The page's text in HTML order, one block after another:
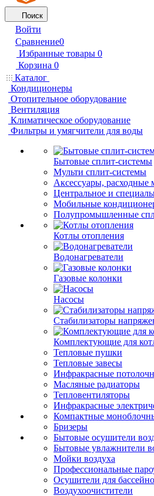
Поиск
Войти
Сравнение0
Избранные товары 0
Корзина 0
Каталог
Кондиционеры
Отопительное оборудование
Вентиляция
Климатическое оборудование
Фильтры и умягчители для воды
Бытовые сплит-системы
Мульти сплит-системы
Аксессуары, расходные
Центральное и
Мобильные
Полупромышленные
Котлы отопления
Водонагреватели
Газовые колонки
Насосы
Стабилизаторы
Комплектующие для
Тепловые пушки
Тепловые завесы
Инфракрасные
Масляные радиаторы
Тепловентиляторы
Инфракрасные
Компактные
Бризеры
Бытовые осушители
Бытовые увлажнители
Мойки воздуха
Профессиональные
Осушители для
Воздухоочистители